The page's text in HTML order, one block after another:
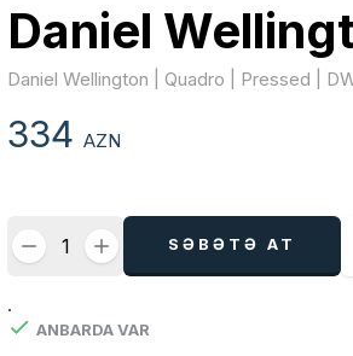
Daniel
Daniel Wellington | Quadro | Pressed |
334AZN
SƏBƏTƏ AT
.
ANBARDA VAR